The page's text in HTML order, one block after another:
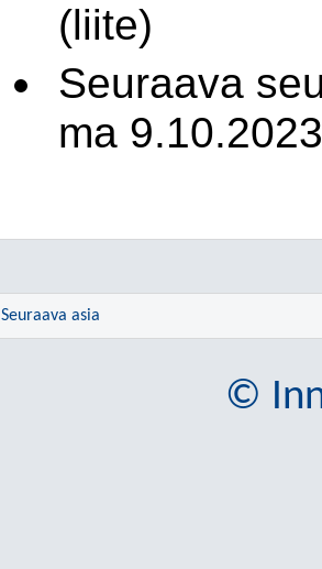
(liite)
Seuraava
ma
Seuraava asia
©